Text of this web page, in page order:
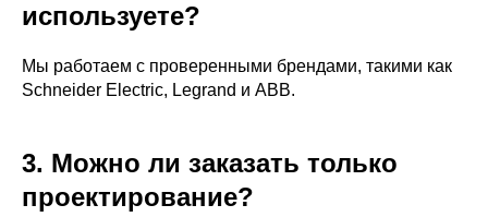
используете?
Мы работаем с проверенными брендами, такими как
Schneider Electric, Legrand и ABB.
3. Можно ли заказать только
проектирование?